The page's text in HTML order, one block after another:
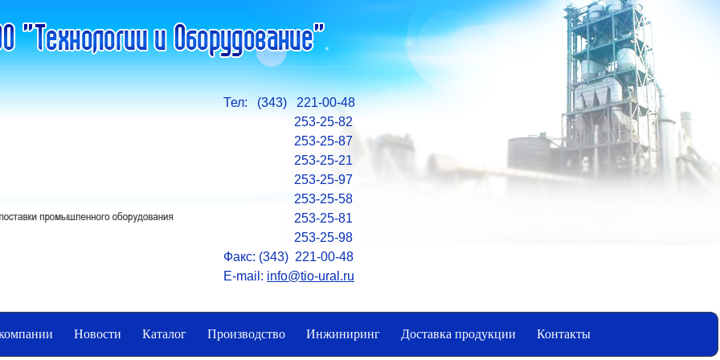
Тел: (343) 221-00-48
253-25-82
253-25-87
253-25-21
253-25-97
253-25-58
253-25-81
253-25-98
Факс: (343) 221-00-48
E-mail: info@tio-ural.ru
Новости Каталог Производство Инжиниринг Доставка продукции Контакты